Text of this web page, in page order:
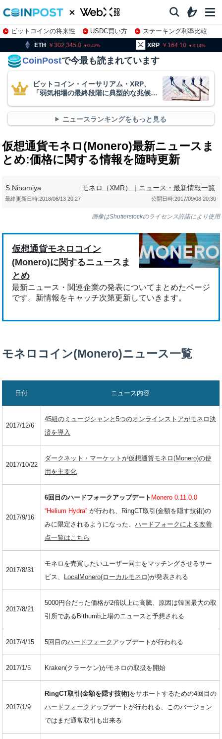
ビットコインの将来性 USDC買い方
ステーキング利率比較
株特集・関連銘柄
302,345.0 0.42 XRP 3.14 BNB
CoinPostで今最も読まれています
ビットコイン・イーサリアム・XRP、
「弱気相場の最終段階に典型的な兆候」
ニュースランキングをもっと見る
仮想通貨モネロ(Monero)最新ニュースま
とめ:価格に関する情報を随時更新
S.Ninomiya モネロ（XMR）｜ニュース・最新情報一覧
公開日時:2017/09/08 20:30
最終更新日時:2018/06/13 20:27
画像はShutterstockのライセンス許諾により使用
仮想通貨モネロコイン
(Monero)に関するニュースま
とめ
最新ニュース・関連企業の発表についてまとめたページ
です。新情報をキャッチ次第更新していきます。
モネロコイン(Monero)ニュース一覧
日付 ニュース内容
2017/12/6
45組のミュージシャンと5つのオンラインストアがモネロ決
済を導入
2017/10/22
ダークネット・マーケットが仮想通貨モネロ(Monero)の使
用を主要化
2017/9/16
6回目のハードフォークアップデート Monero 0.11.0.0
“Helium Hydra”が行われ、RingCT取引(金額を隠す技術)の
みに限定されるようになった、 ハードフォークによる改善
点一覧はこちら
2017/8/31
モネロを売買したいユーザー同士をマッチングさせるサー
ビス、
LocalMonero(ローカルモネロ)が発表される
2017/8/21
5000円台だった価格が2倍以上に高騰、原因は韓国最大の取
引所であるBithumb上場のニュースと予想される
2017/4/15 5回目のハードフォーク アップデートが行われる
2017/1/5 Kraken(クラーケン)がモネロの取扱を開始
2017/1/9
RingCT取引(金額を隠す技術)をサポートするための4回目の
ハードフォーク アップデートが行われる、このバージョン
ではまだ通常取引も出来る